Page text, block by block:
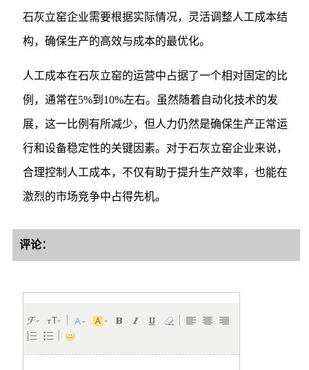
石灰立窑企业需要根据实际情况，灵活调整人工成本结
构，确保生产的高效与成本的最优化。
人工成本在石灰立窑的运营中占据了一个相对固定的比
例，通常在5%到10%左右。虽然随着自动化技术的发
展，这一比例有所减少，但人力仍然是确保生产正常运
行和设备稳定性的关键因素。对于石灰立窑企业来说，
合理控制人工成本，不仅有助于提升生产效率，也能在
激烈的市场竞争中占得先机。
评论：